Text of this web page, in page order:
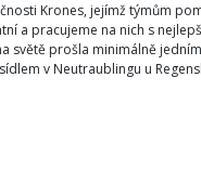
Krones, jejímž týmům
a pracujeme na nich s
světě prošla minimálně
v Neutraublingu u